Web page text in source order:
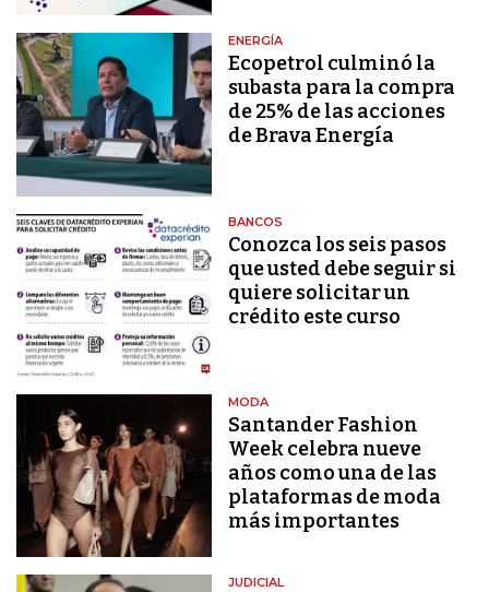
ENERGÍA
Ecopetrol culminó la
subasta para la compra
de 25% de las acciones
de Brava Energía
BANCOS
Conozca los seis pasos
que usted debe seguir si
quiere solicitar un
crédito este curso
MODA
Santander Fashion
Week celebra nueve
años como una de las
plataformas de moda
más importantes
JUDICIAL